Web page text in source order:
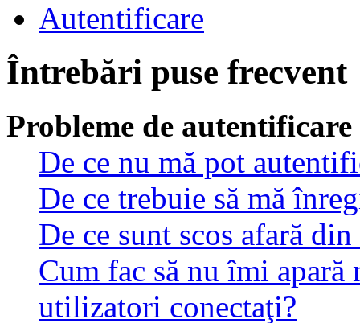
Autentificare
Întrebări puse frecvent
Probleme de
De ce nu mă pot
De ce trebuie să mă
De ce sunt scos afară
Cum fac să nu îmi
utilizatori conectaţi?